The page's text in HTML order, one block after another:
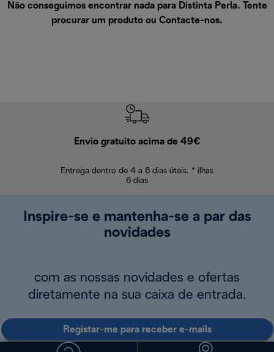
Não conseguimos encontrar nada para Distinta Perla. Tente
procurar um produto ou Contacte-nos.
Envio gratuito acima de 49€
Entrega dentro de 4 a 6 dias úteis. * ilhas
6 dias
Inspire-se e mantenha-se a par das
novidades
com as nossas novidades e ofertas
diretamente na sua caixa de entrada.
Registar-me para receber e-mails